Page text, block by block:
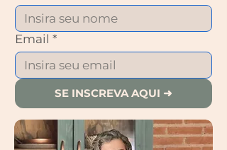
Email *
SE INSCREVA AQUI ➜